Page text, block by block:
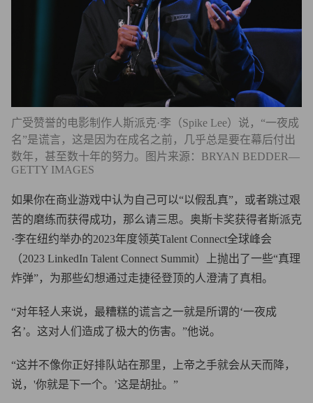
广受赞誉的电影制作人斯派克·李（Spike Lee）说，“一夜成
名”是谎言，这是因为在成名之前，几乎总是要在幕后付出
数年，甚至数十年的努力。图片来源：BRYAN BEDDER—
GETTY IMAGES
如果你在商业游戏中认为自己可以“以假乱真”，或者跳过艰
苦的磨练而获得成功，那么请三思。奥斯卡奖获得者斯派克
·李在纽约举办的2023年度领英Talent Connect全球峰会
（2023 LinkedIn Talent Connect Summit）上抛出了一些“真理
炸弹”，为那些幻想通过走捷径登顶的人澄清了真相。
“对年轻人来说，最糟糕的谎言之一就是所谓的‘一夜成
名’。这对人们造成了极大的伤害。”他说。
“这并不像你正好排队站在那里，上帝之手就会从天而降，
说，'你就是下一个。’这是胡扯。”